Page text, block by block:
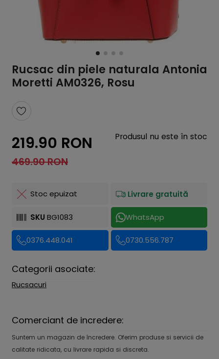
Rucsac din piele naturala Antonia
Moretti AM0326, Rosu
219.90 RON
469.90 RON
Produsul nu este în stoc
Stoc epuizat Livrare gratuită
SKU BG1083 WhatsApp
0376.448.041 0730.556.787
Categorii asociate:
Rucsacuri
Comerciant de incredere:
Suntem un magazin de încredere. Oferim produse si servicii de
calitate ridicata, cu livrare rapida si discreta.